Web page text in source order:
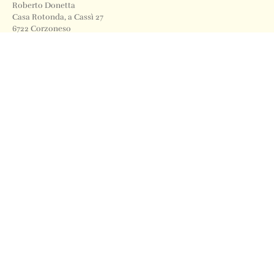
Roberto Donetta
Casa Rotonda, a Cassì 27
6722 Corzoneso